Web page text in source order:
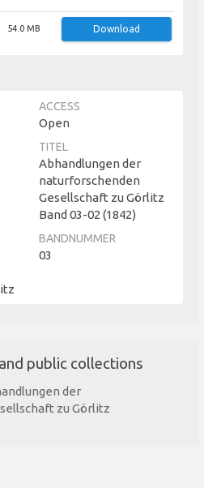
54.0 MB Download
ACCESS
Open
TITEL
Abhandlungen der
naturforschenden
Gesellschaft zu Görlitz
Band 03-02 (1842)
BANDNUMMER
03
public collections
der
zu Görlitz